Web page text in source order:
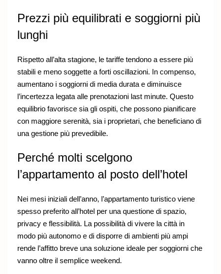
Prezzi più equilibrati e soggiorni più
lunghi
Rispetto all’alta stagione, le tariffe tendono a essere più
stabili e meno soggette a forti oscillazioni. In compenso,
aumentano i soggiorni di media durata e diminuisce
l’incertezza legata alle prenotazioni last minute. Questo
equilibrio favorisce sia gli ospiti, che possono pianificare
con maggiore serenità, sia i proprietari, che beneficiano di
una gestione più prevedibile.
Perché molti scelgono
l’appartamento al posto dell’hotel
Nei mesi iniziali dell’anno, l’appartamento turistico viene
spesso preferito all’hotel per una questione di spazio,
privacy e flessibilità. La possibilità di vivere la città in
modo più autonomo e di disporre di ambienti più ampi
rende l’affitto breve una soluzione ideale per soggiorni che
vanno oltre il semplice weekend.